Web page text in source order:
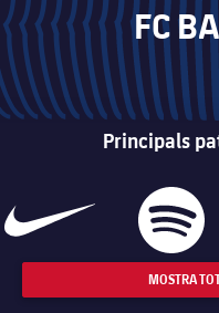
FC
Principals
MOSTRA